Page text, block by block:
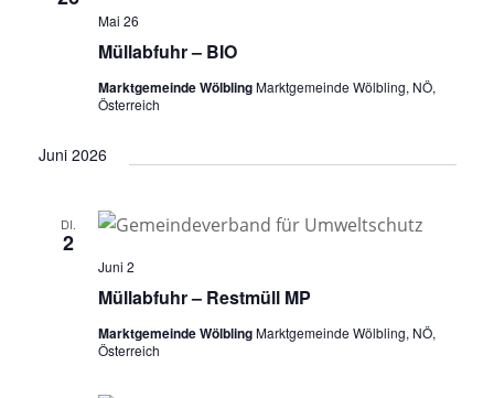
Müllabfuhr – BIO
Mai 26
Marktgemeinde WölblingMarktgemeinde Wölbling, NÖ,
Österreich
Juni 2026
DI.
2
Müllabfuhr – Restmüll MP
Juni 2
Marktgemeinde WölblingMarktgemeinde Wölbling, NÖ,
Österreich